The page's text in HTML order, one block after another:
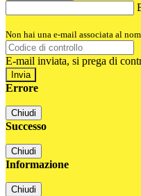
Non hai una e-mail associata al
E-mail inviata, si prega di
Errore
Chiudi
Successo
Chiudi
Informazione
Chiudi